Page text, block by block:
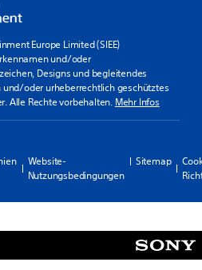
Europe Limited (SIEE)
und/oder
Designs und begleitendes
oder urheberrechtlich geschütztes
Alle Rechte vorbehalten. Mehr Infos
Website-
Nutzungsbedingungen
Sitemap